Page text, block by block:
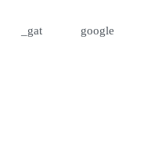
_gat google